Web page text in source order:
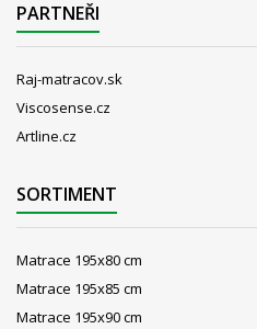
PARTNEŘI
Raj-matracov.sk
Viscosense.cz
Artline.cz
SORTIMENT
Matrace 195x80 cm
Matrace 195x85 cm
Matrace 195x90 cm